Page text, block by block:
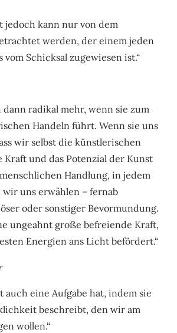
jedoch kann nur von dem
werden, der einem jeden
vom Schicksal zugewiesen ist.“
dann radikal mehr, wenn sie zum
Handeln führt. Wenn sie uns
wir selbst die künstlerischen
Kraft und das Potenzial der Kunst
Handlung, in jedem
wir uns erwählen – fernab
oder sonstiger Bevormundung.
ungeahnt große befreiende Kraft,
Energien ans Licht befördert.“
auch eine Aufgabe hat, indem sie
beschreibt, den wir am
wollen.“